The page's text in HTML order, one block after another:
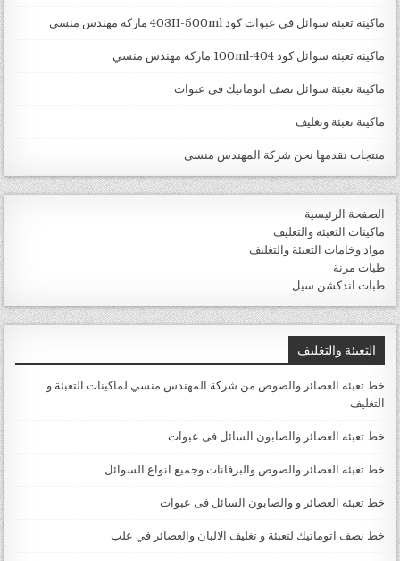
ماكينة تعبئة سوائل في عبوات كود 403II-500ml ماركة مهندس منسي
ماكينة تعبئة سوائل كود 404-100ml ماركة مهندس منسي
ماكينة تعبئة سوائل نصف اتوماتيك فى عبوات
ماكينة تعبئة وتغليف
منتجات نقدمها نحن شركة المهندس منسى
الصفحة الرئيسية
ماكينات التعبئة والتغليف
مواد وخامات التعبئة والتغليف
طبات مرنة
طبات اندكشن سيل
التعبئة والتغليف
خط تعبئه العصائر والصوص من شركة المهندس منسي لماكينات التعبئة و
التغليف
خط تعبئه العصائر والصابون السائل فى عبوات
خط تعبئه العصائر والصوص والبرفانات وجميع انواع السوائل
خط تعبئه العصائر و والصابون السائل فى عبوات
خط نصف اتوماتيك لتعبئة و تغليف الالبان والعصائر في علب